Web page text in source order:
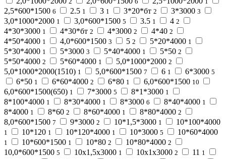
2,5*600*1500 6 2.5 1 3 1 3*20*бт 2 3*3000 3
3,0*1000*2000 1 3,0*600*1500 5 3.5 1 4 2
4*30*3000 1 4*30*бт 2 4*3000 2 4*40 2
4*50*4000 1 4,0*600*1500 3 5 2 5*20*4000 1
5*30*4000 1 5*3000 3 5*40*4000 1 5*50 2
5*50*4000 2 5*60*4000 1 5,0*1000*2000 2
5,0*1000*2000(1510) 1 5,0*600*1500 7 6 1 6*3000 5
6*50 1 6*60*4000 2 6*80 1 6,0*600*1500 10
6,0*600*1500(650) 1 7*3000 5 8*1*3000 1
8*100*4000 1 8*30*4000 1 8*3000 6 8*40*4000 1
8*4000 1 8*60 2 8*60*4000 1 8*80*4000 2
8,0*600*1500 7 9*3000 2 10*1,5*3000 1 10*100*4000
1 10*120 1 10*120*4000 1 10*3000 5 10*60*4000
1 10*600*1500 1 10*80 2 10*80*4000 2
10,0*600*1500 5 10х1,5х3000 1 10х1х3000 2 11 1